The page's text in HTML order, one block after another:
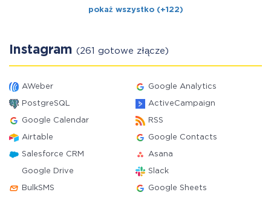
pokaż wszystko (+122)
Instagram (261 gotowe złącze)
AWeber Google Analytics
PostgreSQL ActiveCampaign
Google Calendar RSS
Airtable Google Contacts
Salesforce CRM Asana
Google Drive Slack
BulkSMS Google Sheets